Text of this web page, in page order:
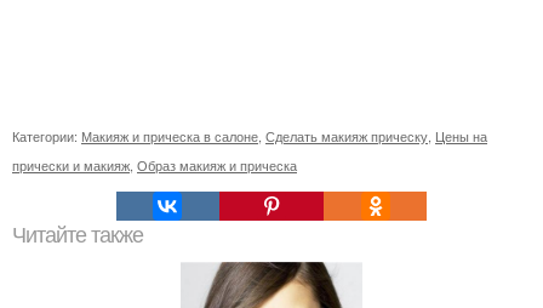
Категории: Макияж и прическа в салоне Сделать макияж прическу Цены на
прически и макияж Образ макияж и прическа
Читайте также